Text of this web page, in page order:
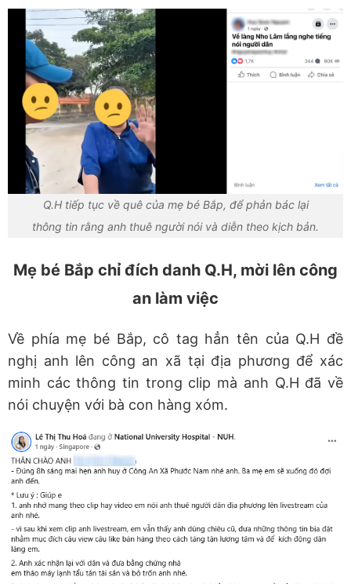
Q.H tiếp tục về quê của mẹ bé Bắp, để phản bác lại
thông tin rằng anh thuê người nói và diễn theo kịch bản.
Mẹ bé Bắp chỉ đích danh Q.H, mời lên công
an làm việc
Về phía mẹ bé Bắp, cô tag hẳn tên của Q.H đề
nghị anh lên công an xã tại địa phương để xác
minh các thông tin trong clip mà anh Q.H đã về
nói chuyện với bà con hàng xóm.